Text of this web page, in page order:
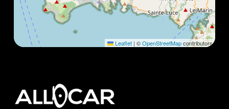
Leaflet | ©OpenStreetMapcontributors